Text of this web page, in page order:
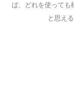
ば、どれを使っても
と思え